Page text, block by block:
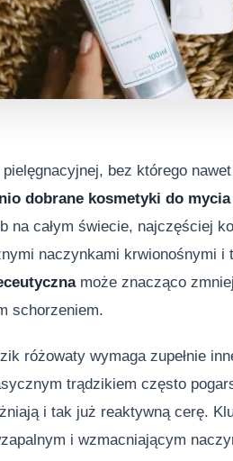
bez którego
dobrane kosmetyki do
na całym świecie, najczęściej
naczynkami krwionośnymi i
może znacząco
schorzeniem.
różowaty wymaga zupełnie
trądzikiem często
i tak już reaktywną cerę.
i wzmacniającym